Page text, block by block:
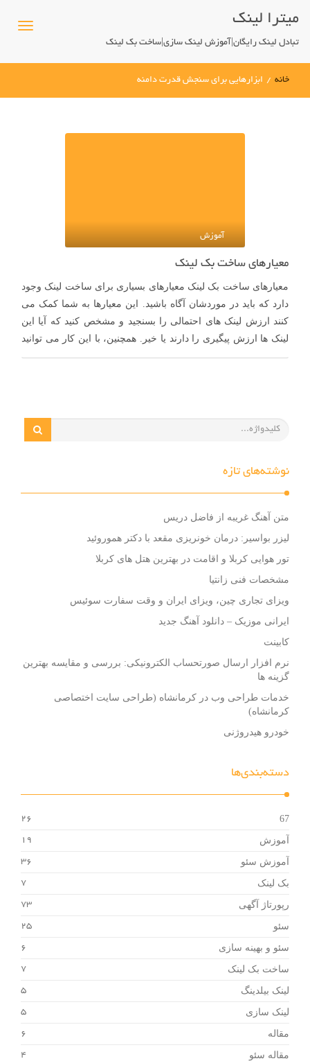
میترا لینک
تبادل لینک رایگان|آموزش لینک سازی|ساخت بک لینک
خانه / ابزارهایی برای سنجش قدرت دامنه
آموزش
معیارهای ساخت بک لینک
معیارهای ساخت بک لینک معیارهای بسیاری برای ساخت لینک وجود
دارد که باید در موردشان آگاه باشید. این معیارها به شما کمک می
کنند ارزش لینک های احتمالی را بسنجید و مشخص کنید که آیا این
لینک ها ارزش پیگیری را دارند یا خیر. همچنین، با این کار می توانید
…
نوشته‌های تازه
متن آهنگ غریبه از فاضل دریس
لیزر بواسیر: درمان خونریزی مقعد با دکتر هموروئید
تور هوایی کربلا و اقامت در بهترین هتل های کربلا
مشخصات فنی زانتیا
ویزای تجاری چین، ویزای ایران و وقت سفارت سوئیس
ایرانی موزیک – دانلود آهنگ جدید
کابینت
نرم افزار ارسال صورتحساب الکترونیکی: بررسی و مقایسه بهترین
گزینه ها
خدمات طراحی وب در کرمانشاه (طراحی سایت اختصاصی
کرمانشاه)
خودرو هیدروژنی
دسته‌بندی‌ها
67
26
آموزش 19
آموزش سئو 36
بک لینک 7
رپورتاژ آگهی 73
سئو 25
سئو و بهینه سازی 6
ساخت بک لینک 7
لینک بیلدینگ 5
لینک سازی 5
مقاله 6
مقاله سئو 4